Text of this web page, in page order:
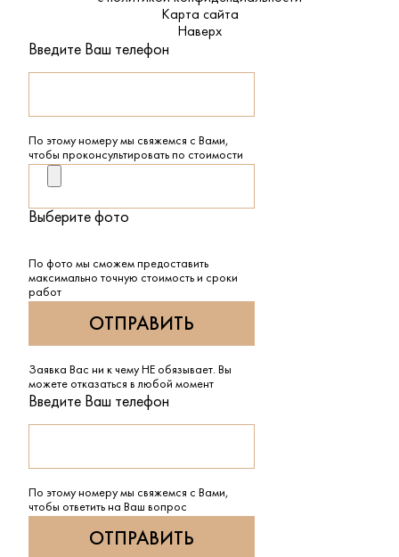
Карта сайта
Наверх
Введите Ваш телефон
По этому номеру мы свяжемся с Вами,
чтобы проконсультировать по стоимости
Выберите фото
По фото мы сможем предоставить
максимально точную стоимость и сроки
работ
Заявка Вас ни к чему НЕ обязывает. Вы
можете отказаться в любой момент
Введите Ваш телефон
По этому номеру мы свяжемся с Вами,
чтобы ответить на Ваш вопрос